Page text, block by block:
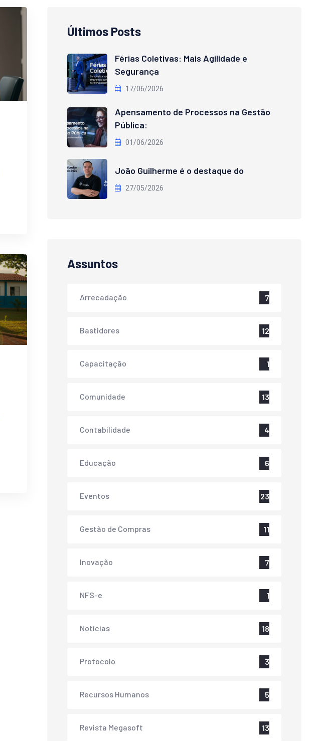
Últimos Posts
Férias Coletivas: Mais Agilidade e
Segurança
17/06/2026
Apensamento de Processos na Gestão
Pública:
01/06/2026
João Guilherme é o destaque do
27/05/2026
Assuntos
Arrecadação 7
Bastidores 12
Capacitação 1
Comunidade 13
Contabilidade 4
Educação 6
Eventos 23
Gestão de Compras 11
Inovação 7
NFS-e 1
Notícias 18
Protocolo 3
Recursos Humanos 5
Revista Megasoft 13